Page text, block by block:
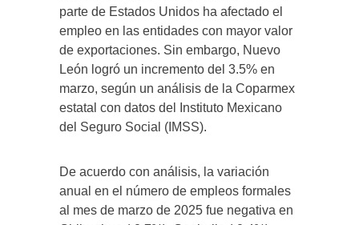
parte de Estados Unidos ha afectado el
empleo en las entidades con mayor valor
de exportaciones. Sin embargo, Nuevo
León logró un incremento del 3.5% en
marzo, según un análisis de la Coparmex
estatal con datos del Instituto Mexicano
del Seguro Social (IMSS).
De acuerdo con análisis, la variación
anual en el número de empleos formales
al mes de marzo de 2025 fue negativa en